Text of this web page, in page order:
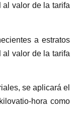
al valor de la tarifa
a estratos
al valor de la tarifa
se aplicará el
hora como